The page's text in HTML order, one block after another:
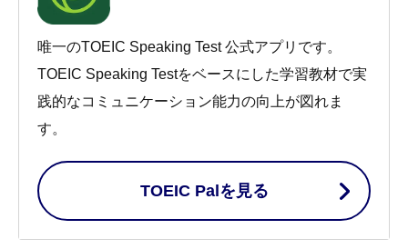
唯一のTOEIC Speaking Test 公式アプリです。
TOEIC Speaking Testをベースにした学習教材で実
践的なコミュニケーション能力の向上が図れま
す。
TOEIC Palを見る